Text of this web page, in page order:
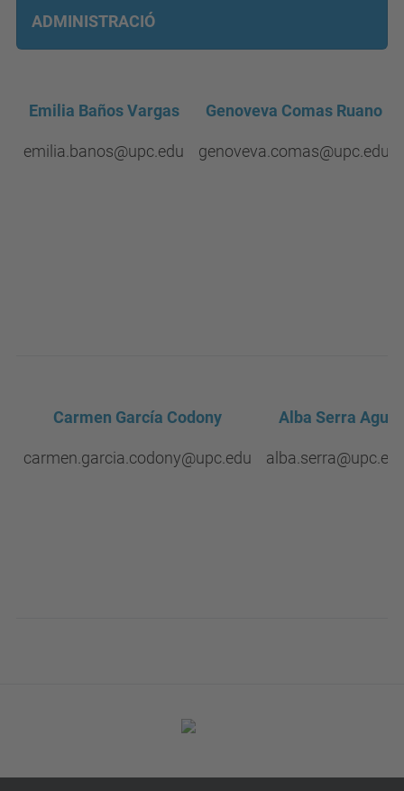
ADMINISTRACIÓ
Emilia Baños Vargas
emilia.banos@upc.edu
Genoveva Comas Ruano
genoveva.comas@upc.edu
Carmen García Codony
carmen.garcia.codony@upc.edu
Alba Serra Agut